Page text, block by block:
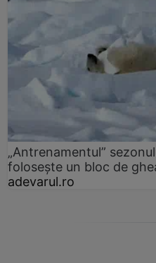
„Antrenamentul”
folosește un bloc de
adevarul.ro